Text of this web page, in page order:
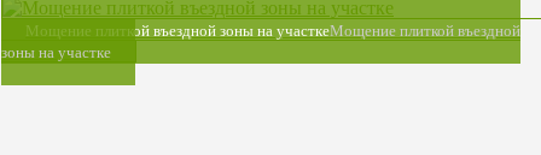
Мощение плиткой въездной зоны на участкеМощение плиткой въездной
зоны на участке